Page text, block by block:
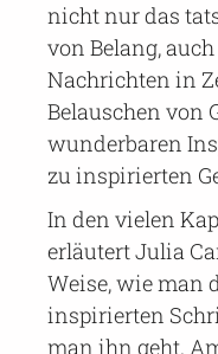
nicht nur das
von Belang,
Nachrichten in
Belauschen von
wunderbaren
zu inspirierten
In den vielen
erläutert Julia
Weise, wie man
inspirierten
man ihn geht.